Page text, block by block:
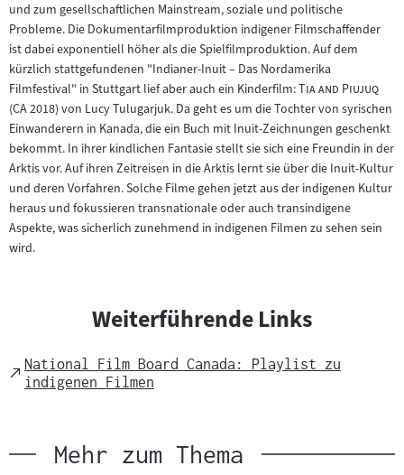
und zum gesellschaftlichen Mainstream, soziale und politische
Probleme. Die Dokumentarfilmproduktion indigener Filmschaffender
ist dabei exponentiell höher als die Spielfilmproduktion. Auf dem
kürzlich stattgefundenen "Indianer-Inuit – Das Nordamerika
Filmfestival" in Stuttgart lief aber auch ein Kinderfilm:"
Tia and Piujuq"
(CA 2018) von Lucy Tulugarjuk. Da geht es um die Tochter von syrischen
Einwanderern in Kanada, die ein Buch mit Inuit-Zeichnungen geschenkt
bekommt. In ihrer kindlichen Fantasie stellt sie sich eine Freundin in der
Arktis vor. Auf ihren Zeitreisen in die Arktis lernt sie über die Inuit-Kultur
und deren Vorfahren. Solche Filme gehen jetzt aus der indigenen Kultur
heraus und fokussieren transnationale oder auch transindigene
Aspekte, was sicherlich zunehmend in indigenen Filmen zu sehen sein
wird.
Weiterführende Links
External
Link
National Film Board Canada: Playlist zu
indigenen Filmen
Mehr zum Thema